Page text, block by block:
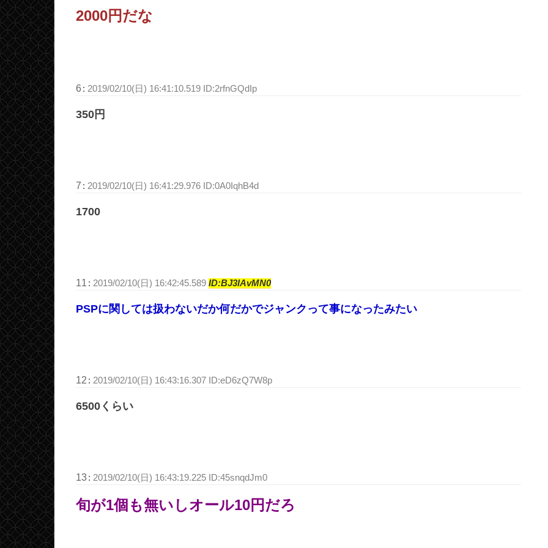
2000円だな
6 : 2019/02/10(日) 16:41:10.519 ID:2rfnGQdIp
350円
7 : 2019/02/10(日) 16:41:29.976 ID:0A0IqhB4d
1700
11 : 2019/02/10(日) 16:42:45.589 ID:BJ3IAvMN0
PSPに関しては扱わないだか何だかでジャンクって事になったみたい
12 : 2019/02/10(日) 16:43:16.307 ID:eD6zQ7W8p
6500くらい
13: 2019/02/10(日) 16:43:19.225 ID:45snqdJm0
旬が1個も無いしオール10円だろ